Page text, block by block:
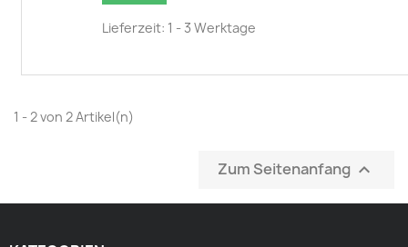
Lieferzeit: 1 - 3 Werktage
1 - 2 von 2 Artikel(n)
Zum Seitenanfang 